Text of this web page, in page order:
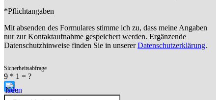
*Pflichtangaben
Mit absenden des Formulares stimme ich zu, dass meine Angaben
nur zur Kontaktaufnahme gespeichert werden. Ergänzende
Datenschutzhinweise finden Sie in unsererDatenschutzerklärung.
Sicherheitsabfrage
9 * 1 = ?